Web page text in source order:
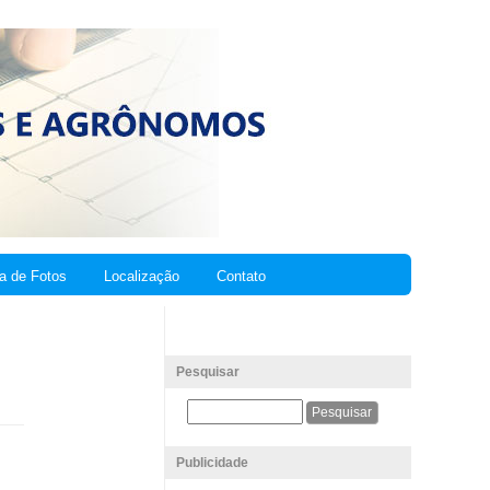
de Fotos Localização Contato
Pesquisar
Publicidade